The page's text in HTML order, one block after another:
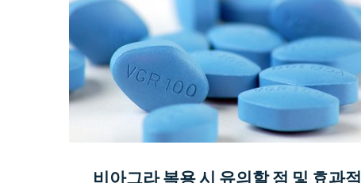
비아그라 복용 시 유의할 점 및 효과적